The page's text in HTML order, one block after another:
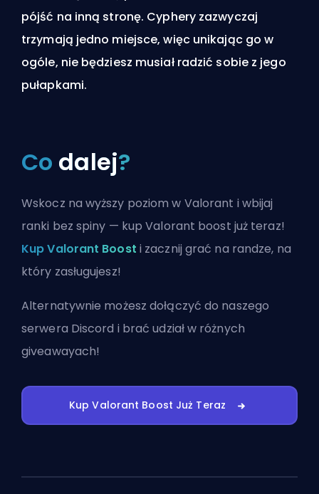
pójść na inną stronę. Cyphery zazwyczaj
trzymają jedno miejsce, więc unikając go w
ogóle, nie będziesz musiał radzić sobie z jego
pułapkami.
Co dalej?
Wskocz na wyższy poziom w Valorant i wbijaj
ranki bez spiny — kup Valorant boost już teraz!
Kup Valorant Boost i zacznij grać na randze, na
który zasługujesz!
Alternatywnie możeszdołączyć do naszego
serwera Discord i brać udział w różnych
giveawayach!
Kup Valorant Boost Już Teraz